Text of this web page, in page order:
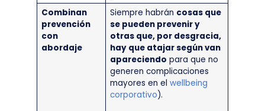
Combinan
prevención
con
abordaje
Siempre habrán cosas que
se pueden prevenir y
otras que, por desgracia,
hay que atajar según van
apareciendo para que no
generen complicaciones
mayores en el wellbeing
corporativo).